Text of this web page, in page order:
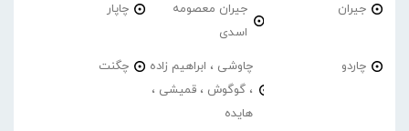
جیران
جیران معصومه
اسدی
چاپار
چاردو
چاوشی ، ابراهیم زاده
، گوگوش ، قمیشی ،
هایده
چگنت